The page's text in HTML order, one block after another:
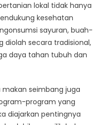
lokal tidak hanya
kesehatan
sayuran, buah-
diolah secara tradisional,
daya tahan tubuh dan
seimbang juga
program yang
diajarkan pentingnya